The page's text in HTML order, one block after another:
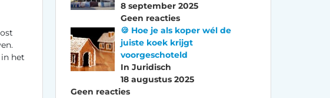
het
8 september 2025
Geen reacties
🍪 Hoe je als koper wél de
juiste koek krijgt
voorgeschoteld
In Juridisch
18 augustus 2025
Geen reacties